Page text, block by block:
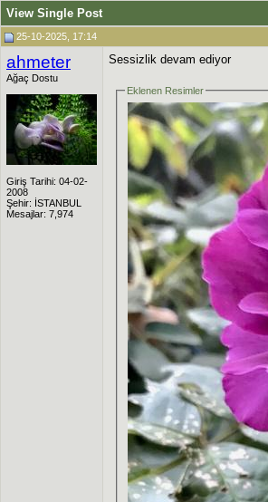
View Single Post
25-10-2025, 17:14
ahmeter
Ağaç Dostu
Giriş Tarihi: 04-02-
2008
Şehir: İSTANBUL
Mesajlar: 7,974
Sessizlik devam ediyor
Eklenen Resimler